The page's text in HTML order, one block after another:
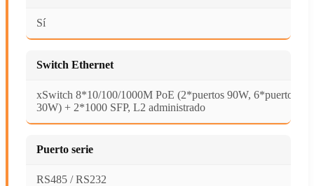
Sí
Switch Ethernet
xSwitch 8*10/100/1000M PoE (2*puertos 90W, 6*puertos
30W) + 2*1000 SFP, L2 administrado
Puerto serie
RS485 / RS232